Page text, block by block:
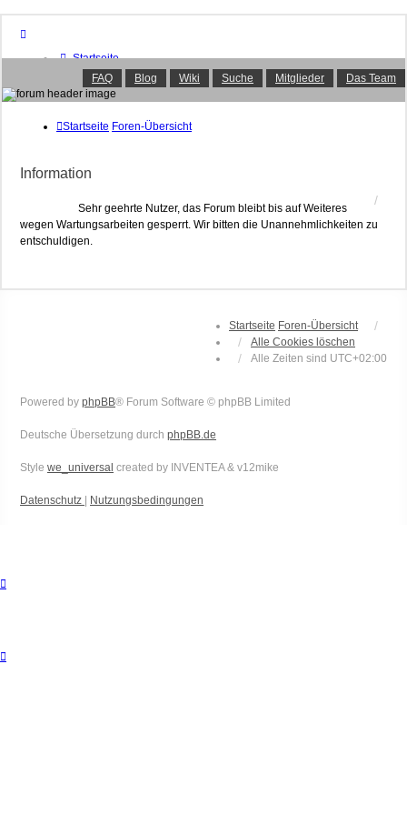
Startseite
Foren-Übersicht
FAQ
Suche
Aktive Themen
Das Team
FAQ Blog Wiki Suche Mitglieder Das Team
Startseite Foren-Übersicht
Information
Sehr geehrte Nutzer, das Forum bleibt bis auf Weiteres
wegen Wartungsarbeiten gesperrt. Wir bitten die Unannehmlichkeiten zu
entschuldigen.
Startseite Foren-Übersicht
Alle Cookies löschen
Alle Zeiten sind UTC+02:00
Powered by phpBB® Forum Software © phpBB Limited
Deutsche Übersetzung durch phpBB.de
Style we_universal created by INVENTEA & v12mike
Datenschutz Nutzungsbedingungen